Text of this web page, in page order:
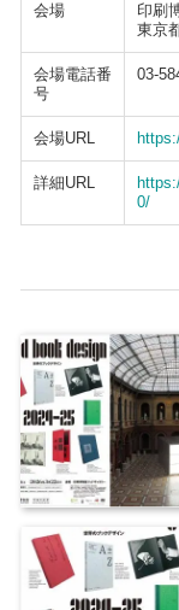
会場
印刷
東京
会場電話番
号
03-
会場URL
詳細URL
0/